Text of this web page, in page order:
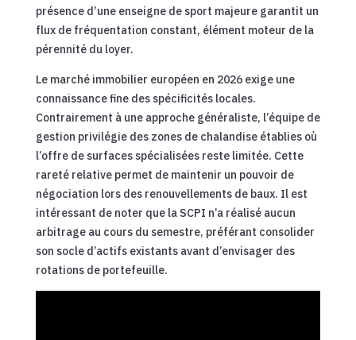
présence d’une enseigne de sport majeure garantit un
flux de fréquentation constant, élément moteur de la
pérennité du loyer.
Le marché immobilier européen en 2026 exige une
connaissance fine des spécificités locales.
Contrairement à une approche généraliste, l’équipe de
gestion privilégie des zones de chalandise établies où
l’offre de surfaces spécialisées reste limitée. Cette
rareté relative permet de maintenir un pouvoir de
négociation lors des renouvellements de baux. Il est
intéressant de noter que la SCPI n’a réalisé aucun
arbitrage au cours du semestre, préférant consolider
son socle d’actifs existants avant d’envisager des
rotations de portefeuille.